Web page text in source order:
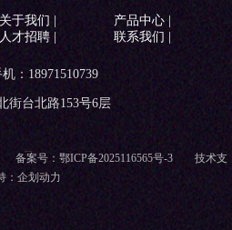
←
关于我们 产品中心
人才招聘 联系我们
机：18971510739
街台北路153号6层
备案号： 鄂ICP备2025116565号-3技术支
： 企划动力